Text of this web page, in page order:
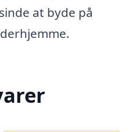
at byde på